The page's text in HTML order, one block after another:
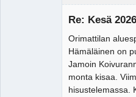
Re: Kesä 2026
Orimattilan
Hämäläinen on
Jamoin
monta kisaa.
hisustelemassa.